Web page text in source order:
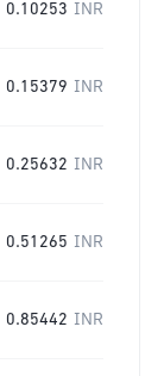
0.10253 INR
0.15379 INR
0.25632 INR
0.51265 INR
0.85442 INR